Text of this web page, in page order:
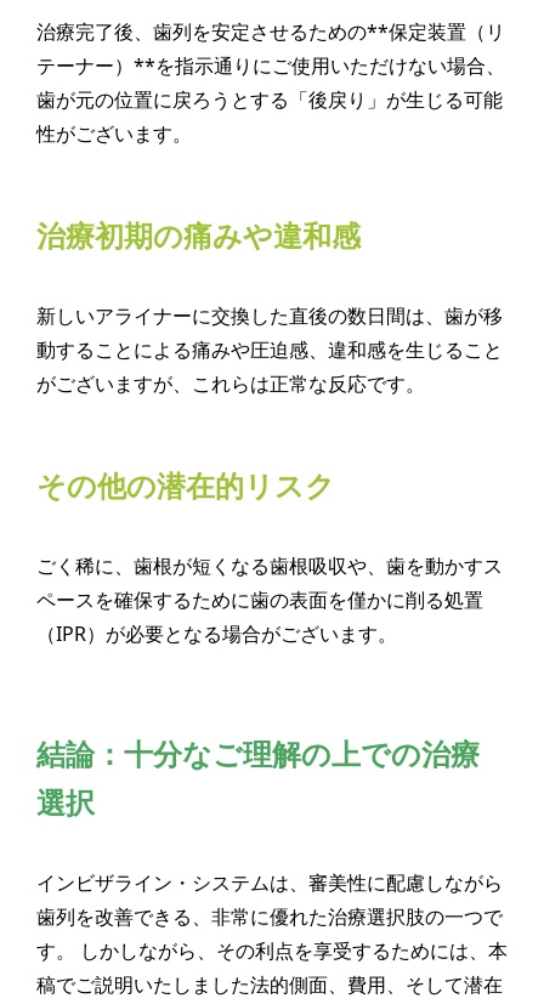
治療完了後、歯列を安定させるための**保定装置（リ
テーナー）**を指示通りにご使用いただけない場合、
歯が元の位置に戻ろうとする「後戻り」が生じる可能
性がございます。
治療初期の痛みや違和感
新しいアライナーに交換した直後の数日間は、歯が移
動することによる痛みや圧迫感、違和感を生じること
がございますが、これらは正常な反応です。
その他の潜在的リスク
ごく稀に、歯根が短くなる歯根吸収や、歯を動かすス
ペースを確保するために歯の表面を僅かに削る処置
（IPR）が必要となる場合がございます。
結論：十分なご理解の上での治療
選択
インビザライン・システムは、審美性に配慮しながら
歯列を改善できる、非常に優れた治療選択肢の一つで
す。 しかしながら、その利点を享受するためには、本
稿でご説明いたしました法的側面、費用、そして潜在